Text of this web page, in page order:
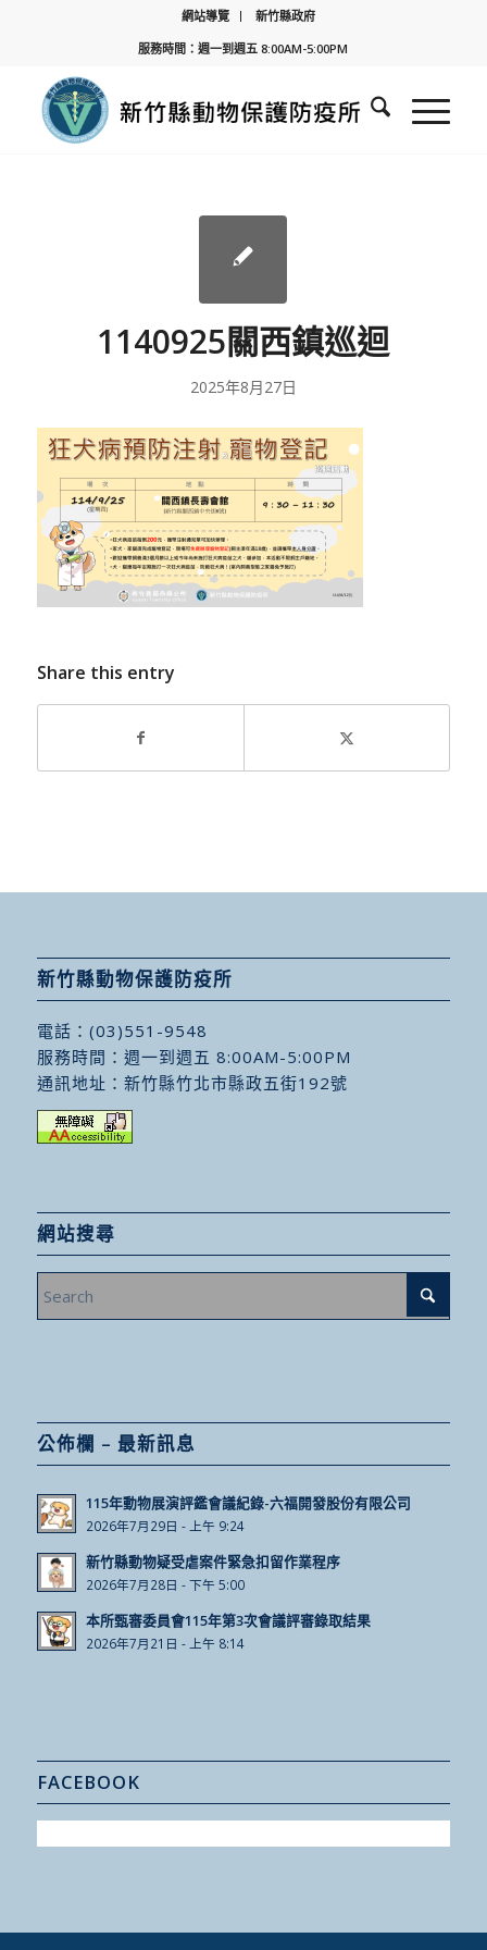
網站導覽
新竹縣政府
服務時間：週一到週五 8:00AM-5:00PM
1140925關西鎮巡迴
2025年8月27日
Share this entry
新竹縣動物保護防疫所
電話： (03)551-9548
服務時間：週一到週五 8:00AM-5:00PM
通訊地址： 新竹縣竹北市縣政五街192號
網站搜尋
公佈欄 – 最新訊息
115年動物展演評鑑會議紀錄-六福開發股份有限公司
2026年7月29日 - 上午 9:24
新竹縣動物疑受虐案件緊急扣留作業程序
2026年7月28日 - 下午 5:00
本所甄審委員會115年第3次會議評審錄取結果
2026年7月21日 - 上午 8:14
FACEBOOK